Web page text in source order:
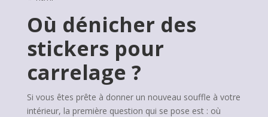
Où dénicher des
stickers pour
carrelage ?
Si vous êtes prête à donner un nouveau souffle à votre
intérieur, la première question qui se pose est : où